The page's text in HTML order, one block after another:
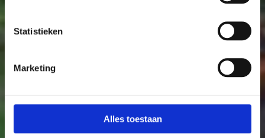
Statistieken
Marketing
Alles toestaan